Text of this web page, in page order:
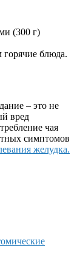
(300 г)
горячие блюда.
– это не
вред
чая
симптомов
желудка.